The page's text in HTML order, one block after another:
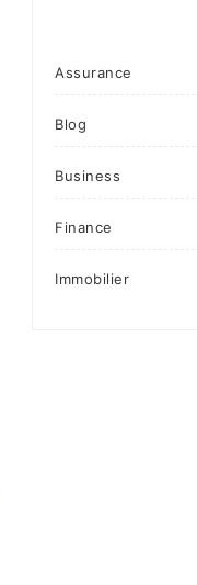
Assurance
Blog
Business
Finance
Immobilier